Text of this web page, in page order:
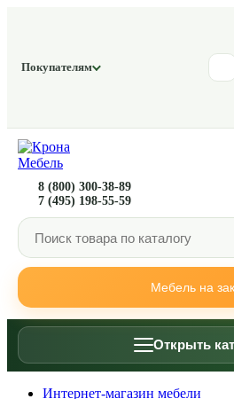
Покупателям
Мебель на
8 (800) 300-38-89
7 (495) 198-55-59
Открыть
Интернет-магазин мебели